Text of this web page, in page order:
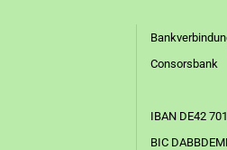
Consorsbank
IBAN DE42
BIC